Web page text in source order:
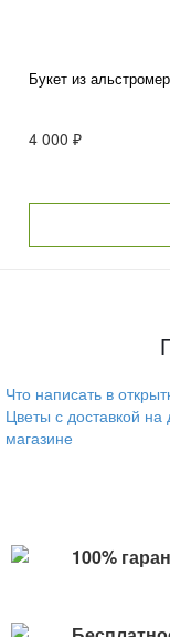
Букет из
4 000 ₽
Что написать в
Цветы с доставкой
магазине
100%